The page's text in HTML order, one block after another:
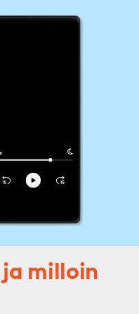
milloin